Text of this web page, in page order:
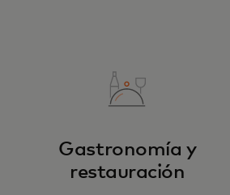
Gastronomía y
restauración